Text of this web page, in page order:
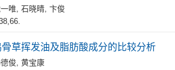
唯, 石晓晴, 卞俊
草挥发油及脂肪酸成分的比较分析
俊, 黄宝康